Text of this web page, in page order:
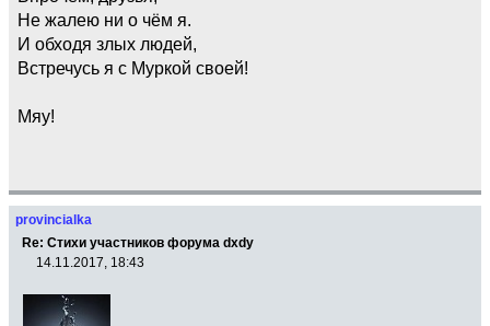
Не жалею ни о чём я.
И обходя злых людей,
Встречусь я с Муркой своей!
Мяу!
provincialka
Re: Стихи участников форума dxdy
14.11.2017, 18:43